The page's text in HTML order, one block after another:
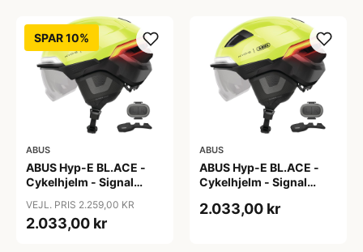
SPAR 10%
ABUS
ABUS Hyp-E BL.ACE -
Cykelhjelm - Signal
VEJL. PRIS 2.259,00 KR
2.033,00 kr
ABUS
ABUS Hyp-E BL.ACE -
Cykelhjelm - Signal
2.033,00 kr